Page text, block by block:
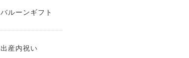
バルーンギフト
出産内祝い